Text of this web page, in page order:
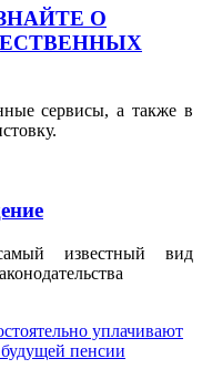
О
сервисы, а также в
известный вид